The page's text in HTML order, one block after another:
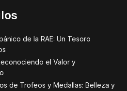
de la RAE: Un Tesoro
el Valor y
de Trofeos y Medallas: Belleza y